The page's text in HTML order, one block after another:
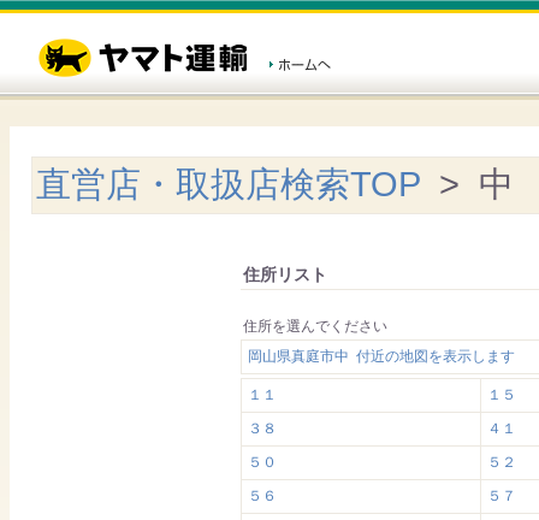
直営店・取扱店検索TOP > 中
住所リスト
住所を選んでください
岡山県真庭市中 付近の地図を表示します
１１
１５
３８
４１
５０
５２
５６
５７